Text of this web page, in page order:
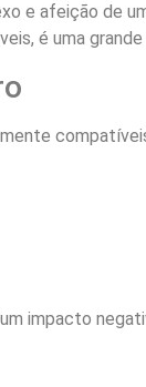
e afeição de
é uma
impacto